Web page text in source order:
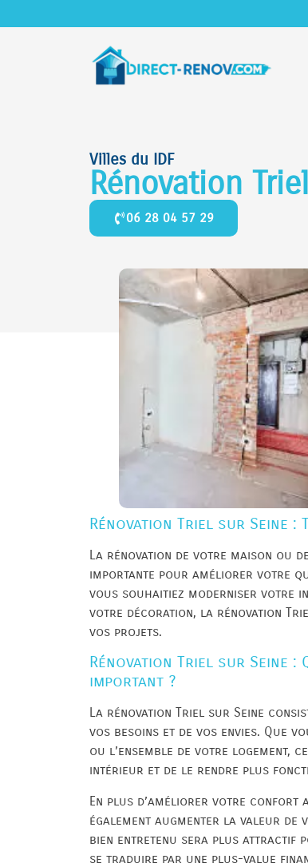
Villes du IDF
Rénovation
06 28 04 57 29
Rénovation Triel sur Seine :
La rénovation de votre maison ou
importante pour améliorer votre
vous souhaitiez moderniser votre
votre décoration, la rénovation
vos projets.
Rénovation Triel sur Seine :
important ?
La rénovation Triel sur Seine
vos besoins et de vos envies. Que
ou l’ensemble de votre logement,
intérieur et de le rendre plus
En plus d’améliorer votre confort
également augmenter la valeur de
bien entretenu sera plus attractif
se traduire par une plus-value